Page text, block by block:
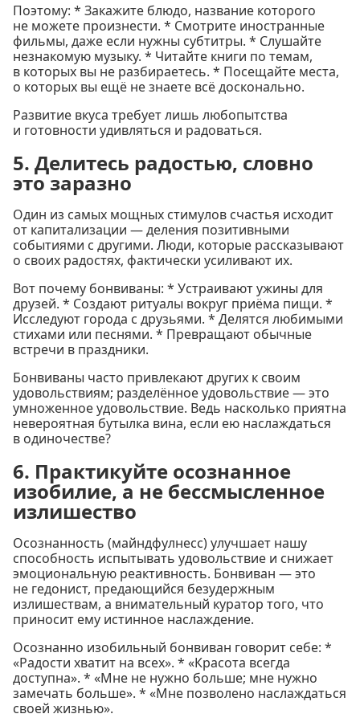
Поэтому: * Закажите блюдо, название которого
не можете произнести. * Смотрите иностранные
фильмы, даже если нужны субтитры. * Слушайте
незнакомую музыку. * Читайте книги по темам,
в которых вы не разбираетесь. * Посещайте места,
о которых вы ещё не знаете всё досконально.
Развитие вкуса требует лишь любопытства
и готовности удивляться и радоваться.
5. Делитесь радостью, словно
это заразно
Один из самых мощных стимулов счастья исходит
от капитализации — деления позитивными
событиями с другими. Люди, которые рассказывают
о своих радостях, фактически усиливают их.
Вот почему бонвиваны: * Устраивают ужины для
друзей. * Создают ритуалы вокруг приёма пищи. *
Исследуют города с друзьями. * Делятся любимыми
стихами или песнями. * Превращают обычные
встречи в праздники.
Бонвиваны часто привлекают других к своим
удовольствиям; разделённое удовольствие — это
умноженное удовольствие. Ведь насколько приятна
невероятная бутылка вина, если ею наслаждаться
в одиночестве?
6. Практикуйте осознанное
изобилие, а не бессмысленное
излишество
Осознанность (майндфулнесс) улучшает нашу
способность испытывать удовольствие и снижает
эмоциональную реактивность. Бонвиван — это
не гедонист, предающийся безудержным
излишествам, а внимательный куратор того, что
приносит ему истинное наслаждение.
Осознанно изобильный бонвиван говорит себе: *
«Радости хватит на всех». * «Красота всегда
доступна». * «Мне не нужно больше; мне нужно
замечать больше». * «Мне позволено наслаждаться
своей жизнью».